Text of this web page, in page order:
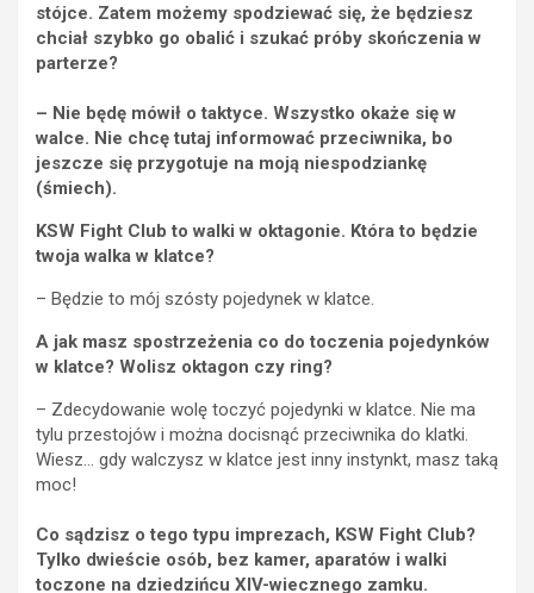
stójce. Zatem możemy spodziewać się, że będziesz
chciał szybko go obalić i szukać próby skończenia w
parterze?
– Nie będę mówił o taktyce. Wszystko okaże się w
walce. Nie chcę tutaj informować przeciwnika, bo
jeszcze się przygotuje na moją niespodziankę
(śmiech).
KSW Fight Club to walki w oktagonie. Która to będzie
twoja walka w klatce?
– Będzie to mój szósty pojedynek w klatce.
A jak masz spostrzeżenia co do toczenia pojedynków
w klatce? Wolisz oktagon czy ring?
– Zdecydowanie wolę toczyć pojedynki w klatce. Nie ma
tylu przestojów i można docisnąć przeciwnika do klatki.
Wiesz… gdy walczysz w klatce jest inny instynkt, masz taką
moc!
Co sądzisz o tego typu imprezach, KSW Fight Club?
Tylko dwieście osób, bez kamer, aparatów i walki
toczone na dziedzińcu XIV-wiecznego zamku.